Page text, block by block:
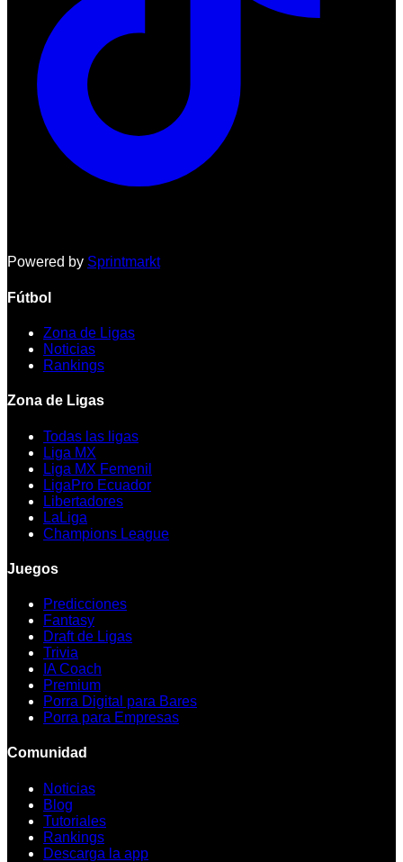
Powered by Sprintmarkt
Fútbol
Zona de Ligas
Noticias
Rankings
Zona de Ligas
Todas las ligas
Liga MX
Liga MX Femenil
LigaPro Ecuador
Libertadores
LaLiga
Champions League
Juegos
Predicciones
Fantasy
Draft de Ligas
Trivia
IA Coach
Premium
Porra Digital para Bares
Porra para Empresas
Comunidad
Noticias
Blog
Tutoriales
Rankings
Descarga la app